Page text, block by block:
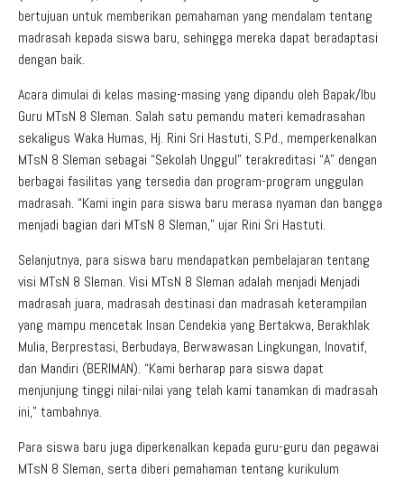
bertujuan untuk memberikan pemahaman yang mendalam tentang
madrasah kepada siswa baru, sehingga mereka dapat beradaptasi
dengan baik.
Acara dimulai di kelas masing-masing yang dipandu oleh Bapak/Ibu
Guru MTsN 8 Sleman. Salah satu pemandu materi kemadrasahan
sekaligus Waka Humas, Hj. Rini Sri Hastuti, S.Pd., memperkenalkan
MTsN 8 Sleman sebagai “Sekolah Unggul” terakreditasi “A” dengan
berbagai fasilitas yang tersedia dan program-program unggulan
madrasah. “Kami ingin para siswa baru merasa nyaman dan bangga
menjadi bagian dari MTsN 8 Sleman,” ujar Rini Sri Hastuti.
Selanjutnya, para siswa baru mendapatkan pembelajaran tentang
visi MTsN 8 Sleman. Visi MTsN 8 Sleman adalah menjadi Menjadi
madrasah juara, madrasah destinasi dan madrasah keterampilan
yang mampu mencetak Insan Cendekia yang Bertakwa, Berakhlak
Mulia, Berprestasi, Berbudaya, Berwawasan Lingkungan, Inovatif,
dan Mandiri (BERIMAN). “Kami berharap para siswa dapat
menjunjung tinggi nilai-nilai yang telah kami tanamkan di madrasah
ini,” tambahnya.
Para siswa baru juga diperkenalkan kepada guru-guru dan pegawai
MTsN 8 Sleman, serta diberi pemahaman tentang kurikulum